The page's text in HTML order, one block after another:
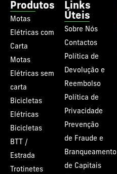
Produtos
Motas
Elétricas com
Carta
Motas
Elétricas sem
carta
Bicicletas
Elétricas
Bicicletas
BTT /
Estrada
Trotinetes
Links
Úteis
Sobre Nós
Contactos
Política de
Devolução e
Reembolso
Política de
Privacidade
Prevenção
de Fraude e
Branqueamento
de Capitais